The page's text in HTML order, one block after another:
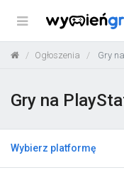
Menu
Ogłoszenia Gry
Gry na
Wybierz platformę